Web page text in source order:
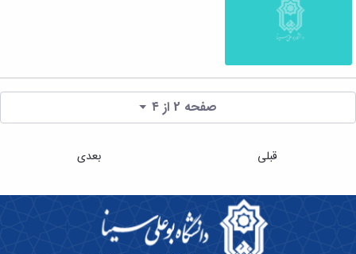
صفحه 2 از ۴
قبلی بعدی